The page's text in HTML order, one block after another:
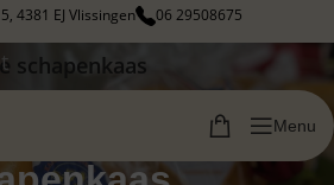
4381 EJ Vlissingen 06 29508675
Menu
schapenkaas